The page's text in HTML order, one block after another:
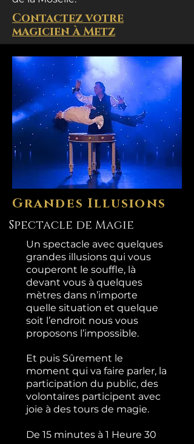
Contactez votre
magicien à Metz
Grandes Illusions
Spectacle de Magie
Un spectacle avec quelques
grandes illusions qui vous
couperont le souffle, là
devant vous à quelques
mètres dans n’importe
quelle situation et quelque
soit l’endroit nous vous
proposons l’impossible.
Et puis Sûrement le
moment qui va faire parler, la
participation du public, des
volontaires participent avec
joie à des tours de magie.
De 15 minutes à 1 Heure 30